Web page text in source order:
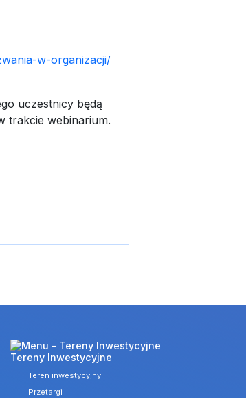
w-organizacji/
uczestnicy będą
trakcie webinarium.
Tereny Inwestycyjne
Teren inwestycyjny
Przetargi